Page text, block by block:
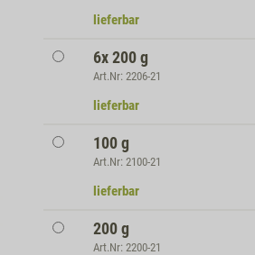
lieferbar
6x 200 g
Art.Nr: 2206-21
lieferbar
100 g
Art.Nr: 2100-21
lieferbar
200 g
Art.Nr: 2200-21